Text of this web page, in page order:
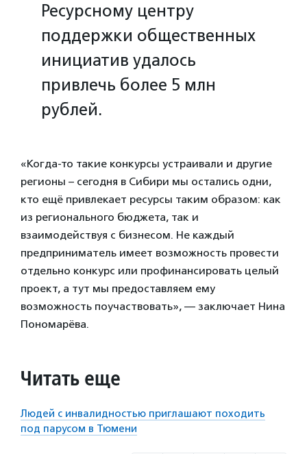
Ресурсному центру
поддержки общественных
инициатив удалось
привлечь более 5 млн
рублей.
«Когда-то такие конкурсы устраивали и другие
регионы – сегодня в Сибири мы остались одни,
кто ещё привлекает ресурсы таким образом: как
из регионального бюджета, так и
взаимодействуя с бизнесом. Не каждый
предприниматель имеет возможность провести
отдельно конкурс или профинансировать целый
проект, а тут мы предоставляем ему
возможность поучаствовать», — заключает Нина
Пономарёва.
Читать еще
Людей с инвалидностью приглашают походить
под парусом в Тюмени